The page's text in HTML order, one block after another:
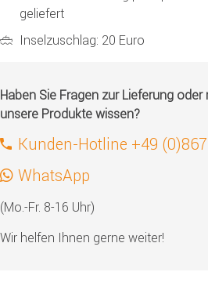
geliefert
Inselzuschlag: 20 Euro
Haben Sie Fragen zur Lieferung
unsere Produkte wissen?
Kunden-Hotline +49
WhatsApp
(Mo.-Fr. 8-16 Uhr)
Wir helfen Ihnen gerne weiter!